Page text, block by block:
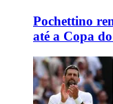
Pochettino
até a Copa